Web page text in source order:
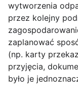
wytworzenia
przez kolejny
zaplanować
(np. karty
przyjęcia,
było je